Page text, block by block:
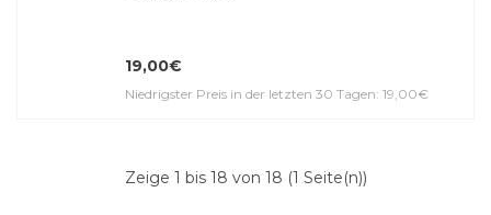
19,00€
Niedrigster Preis in der letzten 30 Tagen: 19,00€
Zeige 1 bis 18 von 18 (1 Seite(n))